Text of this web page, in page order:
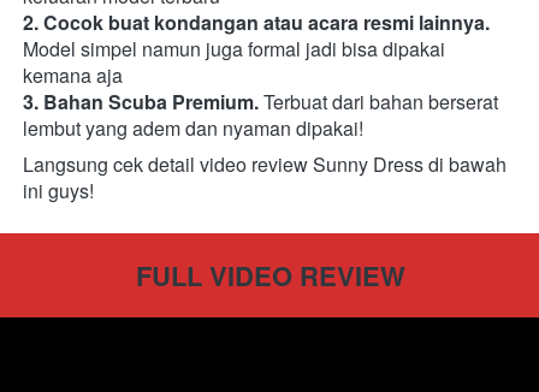
Model simpel namun juga formal jadi bisa dipakai
kemana aja
3. Bahan Scuba Premium. Terbuat dari bahan berserat
lembut yang adem dan nyaman dipakai!
Langsung cek detail video review Sunny Dress di bawah
ini guys!
FULL VIDEO REVIEW